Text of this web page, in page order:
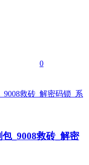
0
包_9008救砖_解密